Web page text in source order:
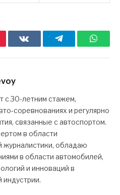
ВКонтактеTelegram
с 30-летним стажем,
соревнованиях и регулярно
связанные с автоспортом.
в области
журналистики, обладаю
в области автомобилей,
и инноваций в
индустрии.